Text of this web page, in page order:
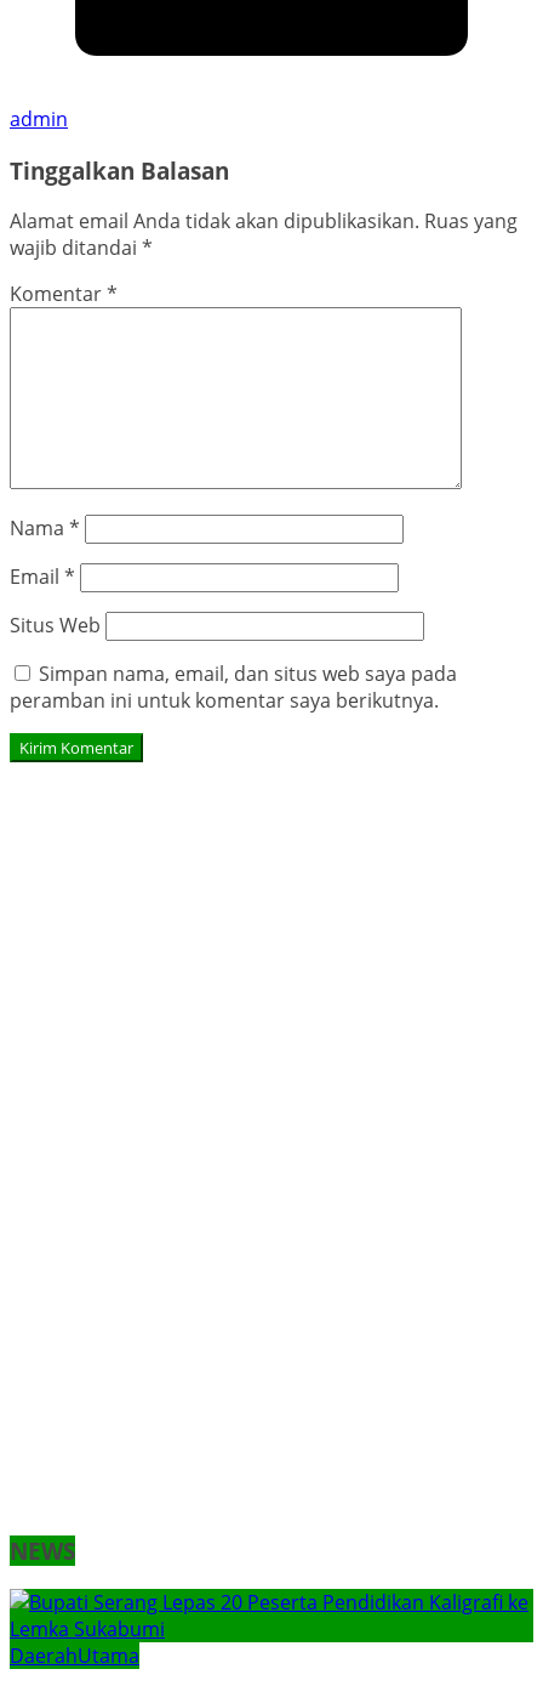
admin
Tinggalkan Balasan
Alamat email Anda tidak akan dipublikasikan. Ruas yang
wajib ditandai *
Komentar*
Nama *
Email *
Situs Web
Simpan nama, email, dan situs web saya pada
peramban ini untuk komentar saya berikutnya.
NEWS
DaerahUtama